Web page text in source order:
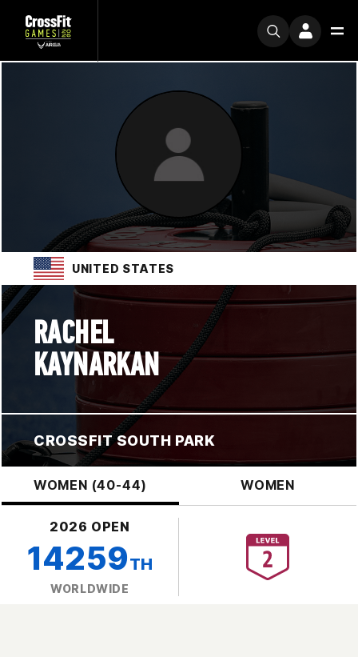
UNITED STATES
RACHEL
KAYNARKAN
CROSSFIT SOUTH PARK
WOMEN (40-44) WOMEN
2026 OPEN
14259TH
WORLDWIDE